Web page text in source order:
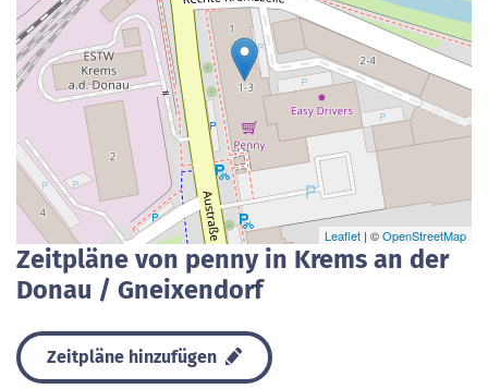
Leaflet | ©OpenStreetMap
Zeitpläne von penny in Krems an der
Donau / Gneixendorf
Zeitpläne hinzufügen